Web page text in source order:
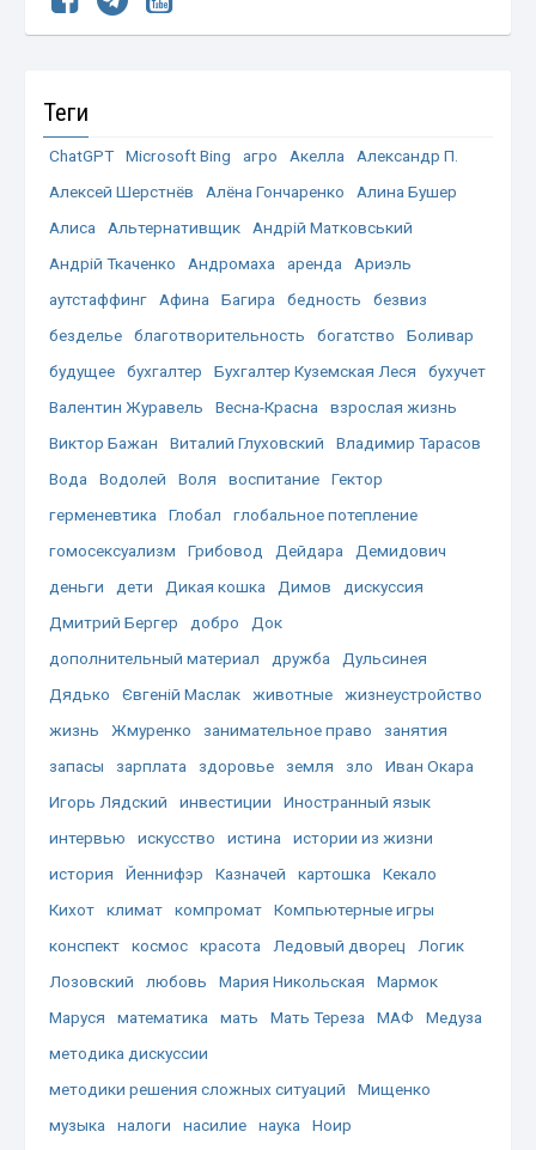
Теги
ChatGPT Microsoft Bing агро Акелла
Александр П.
Алексей Шерстнёв
Алёна Гончаренко
Алина Бушер
Алиса
Альтернативщик
Андрій Матковський
Андрій Ткаченко
Андромаха аренда
Ариэль
аутстаффинг
Афина Багира бедность
безвиз
безделье
благотворительность богатство
Боливар
будущее
бухгалтер Бухгалтер Куземская Леся
бухучет
Валентин Журавель
Весна-Красна
взрослая жизнь
Виктор Бажан
Виталий Глуховский
Владимир Тарасов
Вода
Водолей Воля воспитание
Гектор
герменевтика
Глобал
глобальное потепление
гомосексуализм
Грибовод Дейдара
Демидович
деньги
дети Дикая кошка Димов
дискуссия
Дмитрий Бергер
добро
Док
дополнительный материал
дружба
Дульсинея
Дядько
Євгеній Маслак животные
жизнеустройство
жизнь
Жмуренко занимательное право
занятия
запасы
зарплата здоровье земля зло
Иван Окара
Игорь Лядский
инвестиции
Иностранный язык
интервью
искусство истина
истории из жизни
история
Йеннифэр Казначей картошка
Кекало
Кихот
климат компромат
Компьютерные игры
конспект
космос красота Ледовый дворец
Логик
Лозовский
любовь Мария Никольская
Мармок
Маруся
математика мать Мать Тереза МАФ
Медуза
методика дискуссии
методики решения сложных ситуаций
Мищенко
музыка
налоги насилие наука
Ноир